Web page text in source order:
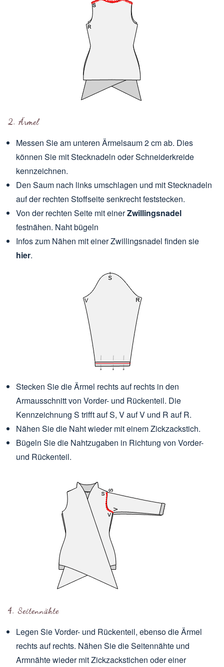
2. Ärmel
Messen Sie am unteren Ärmelsaum 2 cm ab. Dies
können Sie mit Stecknadeln oder Schneiderkreide
kennzeichnen.
Den Saum nach links umschlagen und mit Stecknadeln
auf der rechten Stoffseite senkrecht feststecken.
Von der rechten Seite mit einerZwillingsnadel
festnähen. Naht bügeln
Infos zum Nähen mit einer Zwillingsnadel finden sie
hier.
Stecken Sie die Ärmel rechts auf rechts in den
Armausschnitt von Vorder- und Rückenteil. Die
Kennzeichnung S trifft auf S, V auf V und R auf R.
Nähen Sie die Naht wieder mit einem Zickzackstich.
Bügeln Sie die Nahtzugaben in Richtung von Vorder-
und Rückenteil.
4. Seitennähte
Legen Sie Vorder- und Rückenteil, ebenso die Ärmel
rechts auf rechts. Nähen Sie die Seitennähte und
Armnähte wieder mit Zickzackstichen oder einer